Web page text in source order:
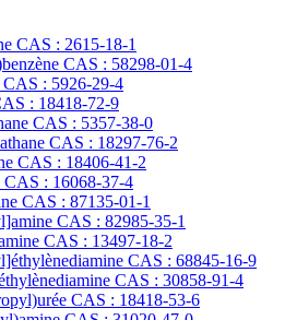
CAS : 2615-18-1
CAS : 58298-01-4
: 5926-29-4
: 18418-72-9
CAS : 5357-38-0
CAS : 18297-76-2
CAS : 18406-41-2
: 16068-37-4
CAS : 87135-01-1
CAS : 82985-35-1
CAS : 13497-18-2
CAS : 68845-16-9
CAS : 30858-91-4
CAS : 18418-53-6